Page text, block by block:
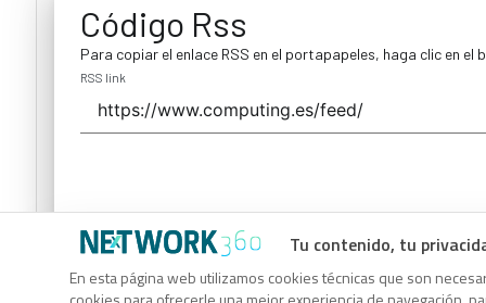
Tu contenido, tu
En esta página web utilizamos cookies técnicas que son
Código Rss
Para copiar el enlace RSS en el portapapeles, haga clic en el
RSS link
Código Rss